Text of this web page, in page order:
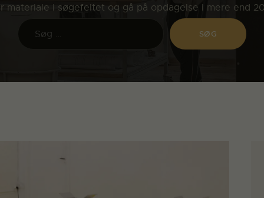
materiale i søgefeltet og gå på opdagelse i mere end